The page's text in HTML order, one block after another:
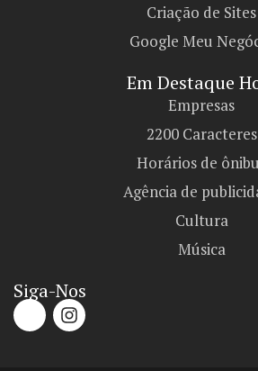
Criação de Sites
Google Meu
Em Destaque
Empresas
2200 Caracteres
Horários de
Agência de
Cultura
Música
Siga-Nos